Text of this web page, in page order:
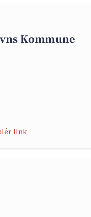
Kommune
link